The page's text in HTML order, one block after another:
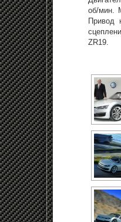
об/мин.
Привод
ZR19.